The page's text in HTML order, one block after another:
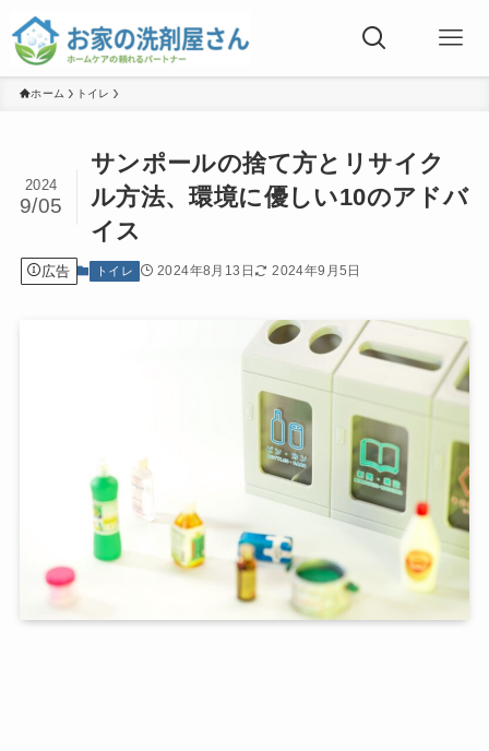
ホーム トイレ
サンポールの捨て方とリサイク
ル方法、環境に優しい10のアドバ
イス
2024
9/05
広告 トイレ 2024年8月13日 2024年9月5日